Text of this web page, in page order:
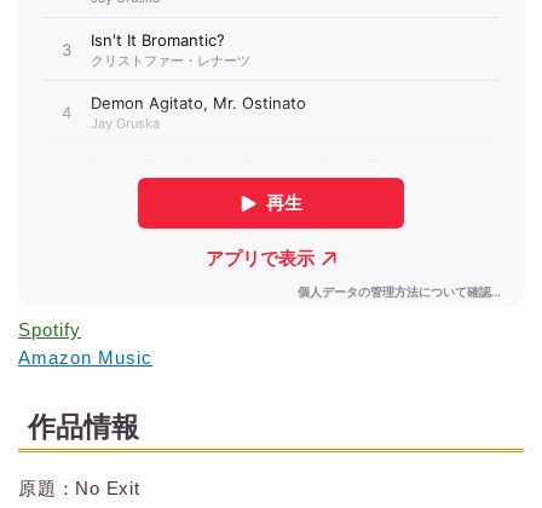
Spotify
Amazon Music
作品情報
原題：No Exit